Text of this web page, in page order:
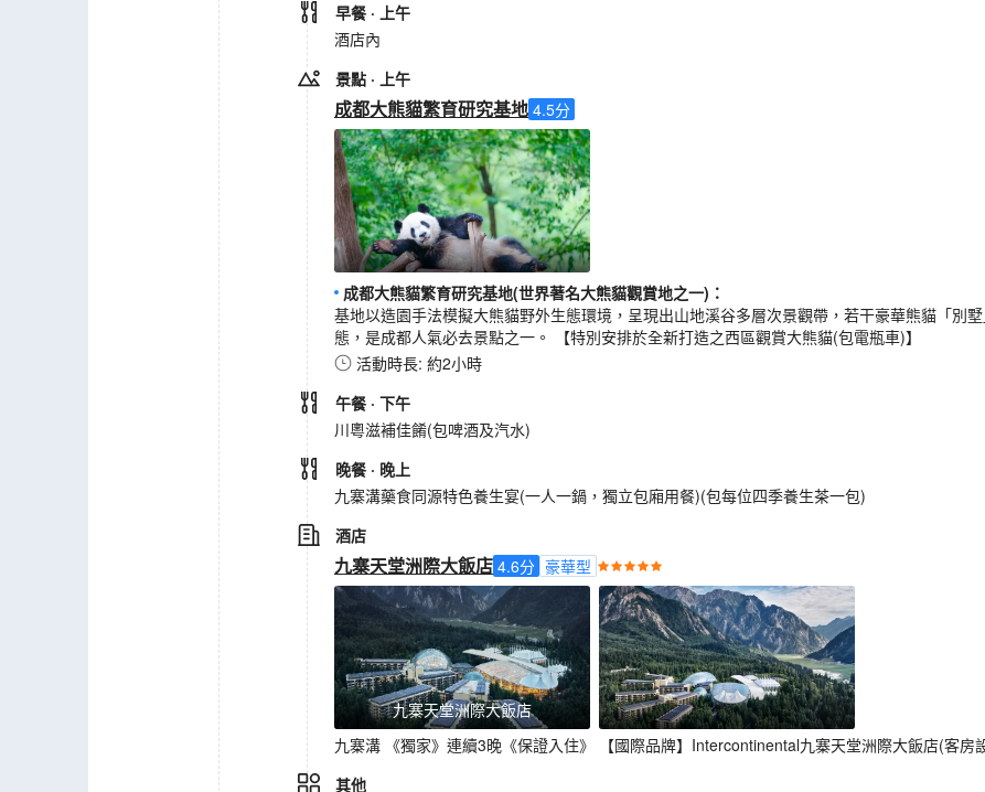
早餐 · 上午
酒店內
景點 · 上午
成都大熊貓繁育研究基地 4.5分
成都大熊貓繁育研究基地(世界著名大熊貓觀賞地之一) ：
基地以造園手法模擬大熊貓野外生態環境，呈現出山地溪谷多層次景觀帶，若干豪華熊貓「別
態，是成都人氣必去景點之一。 【特別安排於全新打造之西區觀賞大熊貓(包電瓶車)】
活動時長: 約2小時
午餐 · 下午
川粵滋補佳餚(包啤酒及汽水)
晚餐 · 晚上
九寨溝藥食同源特色養生宴(一人一鍋，獨立包廂用餐)(包每位四季養生茶一包)
酒店
九寨天堂洲際大飯店 4.6分 豪華型
九寨天堂洲際大飯店
九寨溝 《獨家》連續3晚《保證入住》 【國際品牌】Intercontinental九寨天堂洲際大飯店(客
其他